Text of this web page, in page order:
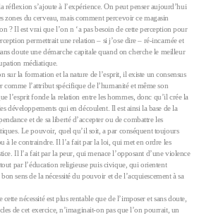
réflexion s’ajoute à l’expérience. On peut penser aujourd’hui
zones du cerveau, mais comment percevoir ce magasin
? Il est vrai que l’on n ‘a pas besoin de cette perception pour
permettrait une relation – si j’ose dire – ré-incarnée et
doute une démarche capitale quand on cherche le meilleur
médiatique.
sur la formation et la nature de l’esprit, il existe un consensus
comme l’attribut spécifique de l’humanité et même son
l’esprit fonde la relation entre les hommes, donc qu’il crée la
développements qui en découlent. Il est ainsi la base de la
et de sa liberté d’accepter ou de combattre les
Le pouvoir, quel qu’il soit, a par conséquent toujours
à le contraindre. Il l’a fait par la loi, qui met en ordre les
Il l’a fait par la peur, qui menace l’opposant d’une violence
par l’éducation religieuse puis civique, qui orientent
sens de la nécessité du pouvoir et de l’acquiescement à sa
nécessité est plus rentable que de l’imposer et sans doute,
de cet exercice, n’imaginait-on pas que l’on pourrait, un